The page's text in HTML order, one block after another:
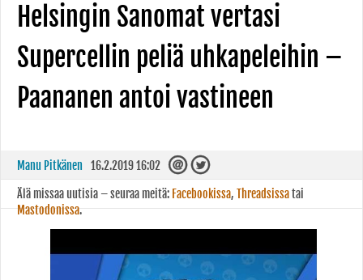
Helsingin Sanomat vertasi
Supercellin peliä uhkapeleihin –
Paananen antoi vastineen
Manu Pitkänen 16.2.2019 16:02
Älä missaa uutisia – seuraa meitä: Facebookissa, Threadsissatai
Mastodonissa.